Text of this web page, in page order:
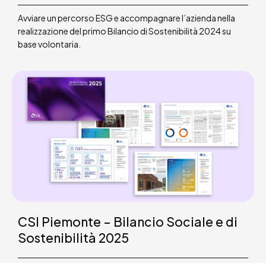
Avviare un percorso ESG e accompagnare l’azienda nella
realizzazione del primo Bilancio di Sostenibilità 2024 su
base volontaria.
CSI Piemonte – Bilancio Sociale e di
Sostenibilità 2025